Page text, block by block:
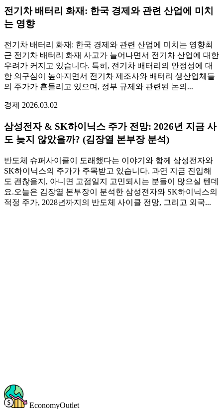
전기차 배터리 화재: 한국 경제와 관련 산업에 미치
는 영향
전기차 배터리 화재: 한국 경제와 관련 산업에 미치는 영향최
근 전기차 배터리 화재 사고가 늘어나면서 전기차 산업에 대한
우려가 커지고 있습니다. 특히, 전기차 배터리의 안정성에 대
한 의구심이 높아지면서 전기차 제조사와 배터리 생산업체들
의 주가가 흔들리고 있으며, 정부 규제와 관련된 논의...
경제 2026.03.02
삼성전자 & SK하이닉스 주가 전망: 2026년 지금 사
도 늦지 않았을까? (김장열 본부장 분석)
반도체 슈퍼사이클이 도래했다는 이야기와 함께 삼성전자와
SK하이닉스의 주가가 주목받고 있습니다. 과연 지금 진입해
도 괜찮을지, 아니면 고점일지 고민되시는 분들이 많으실 텐데
요.오늘은 김장열 본부장이 분석한 삼성전자와 SK하이닉스의
적정 주가, 2028년까지의 반도체 사이클 전망, 그리고 외국...
EconomyOutlet